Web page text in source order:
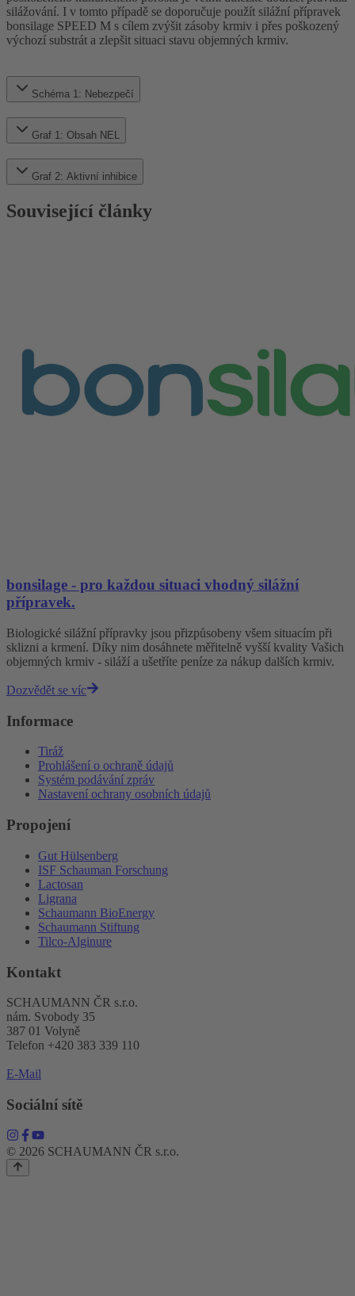
silážování. I v tomto případě se doporučuje použít silážní přípravek
bonsilage SPEED M s cílem zvýšit zásoby krmiv i přes poškozený
výchozí substrát a zlepšit situaci stavu objemných krmiv.
Schéma 1: Nebezpečí
Graf 1: Obsah NEL
Graf 2: Aktivní inhibice
Související články
bonsilage - pro každou situaci vhodný silážní
přípravek.
Biologické silážní přípravky jsou přizpůsobeny všem situacím při
sklizni a krmení. Díky nim dosáhnete měřitelně vyšší kvality Vašich
objemných krmiv - siláží a ušetříte peníze za nákup dalších krmiv.
Dozvědět se víc
Informace
Tiráž
Prohlášení o ochraně údajů
Systém podávání zpráv
Nastavení ochrany osobních údajů
Propojení
Gut Hülsenberg
ISF Schauman Forschung
Lactosan
Ligrana
Schaumann BioEnergy
Schaumann Stiftung
Tilco-Alginure
Kontakt
SCHAUMANN ČR s.r.o.
nám. Svobody 35
387 01 Volyně
Telefon +420 383 339 110
E-Mail
Sociální sítě
© 2026 SCHAUMANN ČR s.r.o.